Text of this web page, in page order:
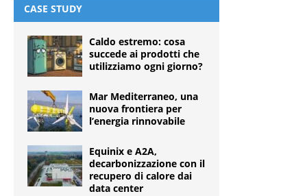
CASE STUDY
Caldo estremo: cosa
succede ai prodotti che
utilizziamo ogni giorno?
Mar Mediterraneo, una
nuova frontiera per
l’energia rinnovabile
Equinix e A2A,
decarbonizzazione con il
recupero di calore dai
data center